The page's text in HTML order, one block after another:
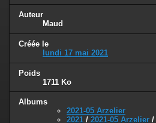
Auteur
Maud
Créée le
lundi 17 mai 2021
Poids
1711 Ko
Albums
2021-05 Arzelier
2021 / 2021-05 Arzelier /